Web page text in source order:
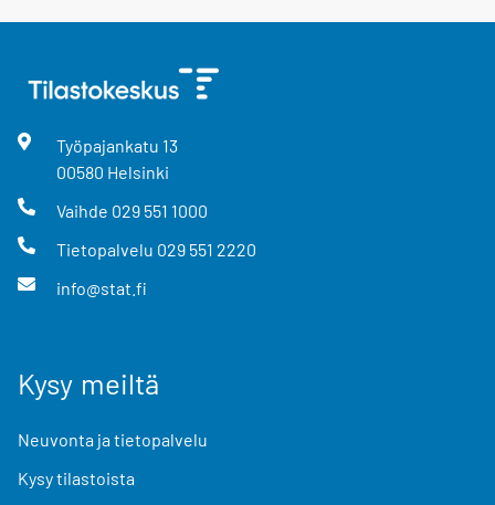
Työpajankatu 13
00580 Helsinki
Vaihde 029 551 1000
Tietopalvelu 029 551 2220
info@stat.fi
Kysy meiltä
Neuvonta ja tietopalvelu
Kysy tilastoista